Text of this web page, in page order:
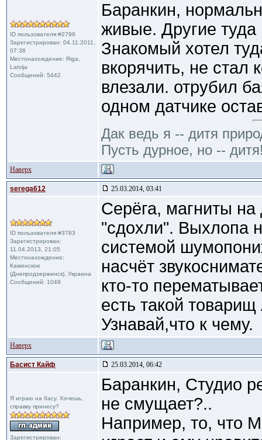
ID пользователя #2798
Зарегистрирован: 04.11.2011,
07:38
Местонахождение: Riga,
Latvija
Сообщений: 5442
Баранкин,
живые. Другие туда
Знакомый хотел
вкорячить, не стал
влезали. отрубил
одном датчике
Дак ведь я -- дитя
Пусть дурное, но --
Наверх
serega612 25.03.2014, 03:41
ID пользователя #3783
Зарегистрирован:
11.04.2013, 21:05
Местонахождение:
Каменское
(Днепродзержинск), Украина
Сообщений: 1049
Серёга, магниты на
"сдохли". Выхлопа
системой
насчёт
кто-то
есть такой
Узнавай,что к чему.
Наверх
Басист Кайф 25.03.2014, 06:42
Я играю на басу. Хочешь,
справку принесу?
Зарегистрирован:
Баранкин, Студио
не смущает?..
Например, то, что